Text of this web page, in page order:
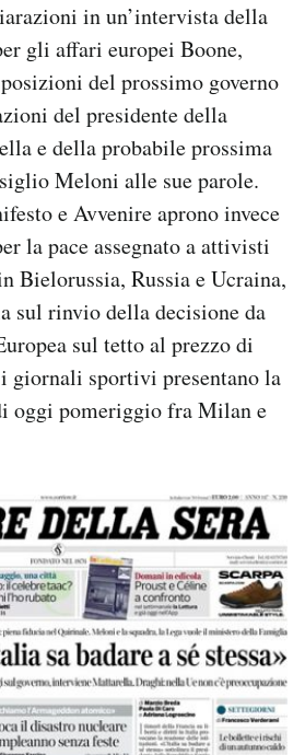
in un’intervista della
gli affari europei Boone,
del prossimo governo
del presidente della
e della probabile prossima
Meloni alle sue parole.
e Avvenire aprono invece
la pace assegnato a attivisti
Bielorussia, Russia e Ucraina,
sul rinvio della decisione da
sul tetto al prezzo di
giornali sportivi presentano la
oggi pomeriggio fra Milan e